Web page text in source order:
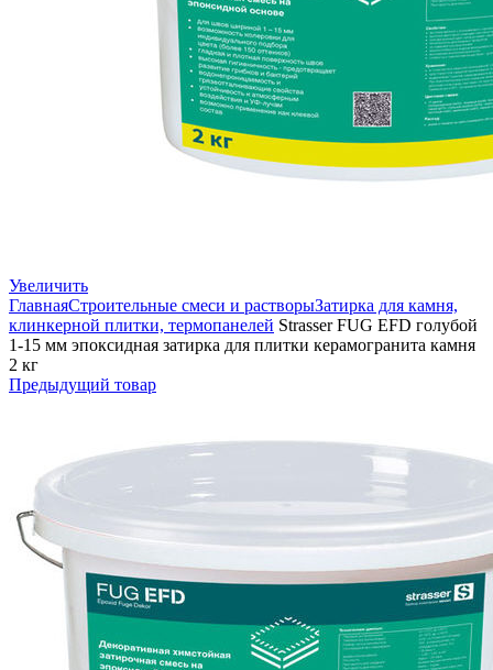
Увеличить
ГлавнаяСтроительные смеси и растворыЗатирка для камня,
клинкерной плитки, термопанелей Strasser FUG EFD голубой
1-15 мм эпоксидная затирка для плитки керамогранита камня
2 кг
Предыдущий товар